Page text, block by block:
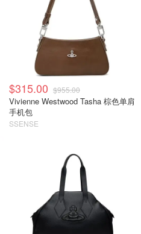
$315.00 $955.00
Vivienne Westwood Tasha 棕色单肩
手机包
SSENSE